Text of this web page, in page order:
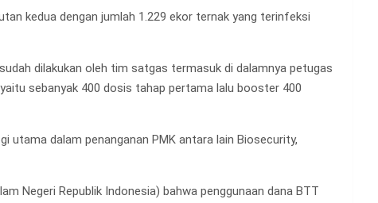
kedua dengan jumlah 1.229 ekor ternak yang terinfeksi
dilakukan oleh tim satgas termasuk di dalamnya petugas
sebanyak 400 dosis tahap pertama lalu booster 400
utama dalam penanganan PMK antara lain Biosecurity,
Negeri Republik Indonesia) bahwa penggunaan dana BTT